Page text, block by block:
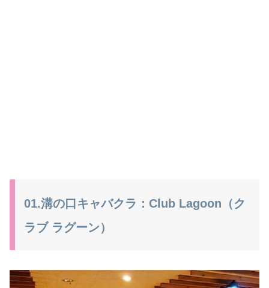
01.溝の口キャバクラ：Club Lagoon（ク
ラブ ラグーン）